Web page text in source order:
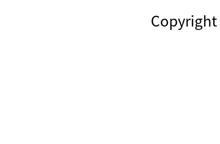
Copyright